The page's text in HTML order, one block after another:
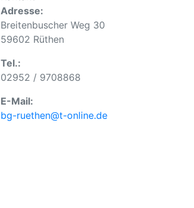
Adresse:
Breitenbuscher Weg 30
59602 Rüthen
Tel.:
02952 / 9708868
E-Mail:
bg-ruethen@t-online.de